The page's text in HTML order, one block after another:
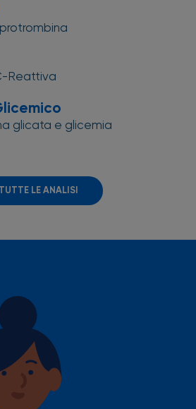
protrombina
Reattiva
glicata e glicemia
TUTTE LE ANALISI